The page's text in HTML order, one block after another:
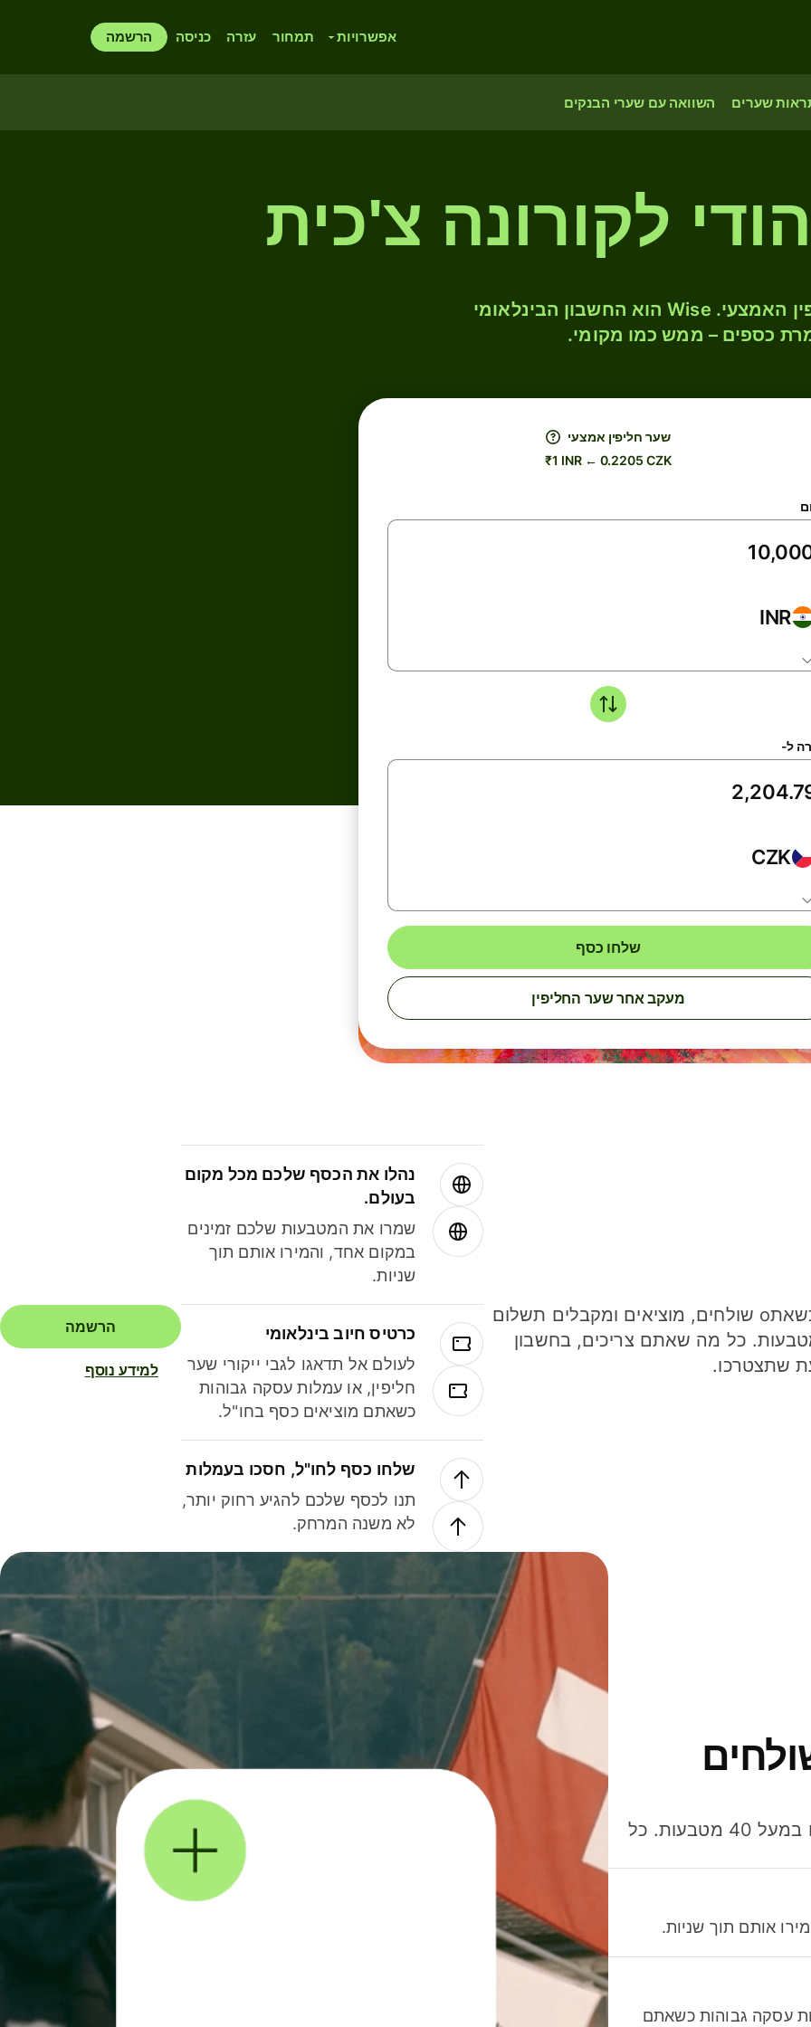
אפשרויות תמחור עזרה כניסה הרשמה
שערים השוואה עם שערי הבנקים
לקורונה צ'כית
המירו INR ל- CZK לפי שער החליפין האמצעי. Wise הוא החשבון הבינלאומי
כספים – ממש כמו מקומי.
שער חליפין אמצעי
₹1 INR ← 0.2205 CZK
INR
ל-
CZK
שלחו כסף
מעקב אחר שער החליפין
חסכו כסף כשאתo שולחים, מוציאים ומקבלים תשלום
40 מטבעות. כל מה שאתם צריכים, בחשבון
שתצטרכו.
נהלו את הכסף שלכם מכל מקום
בעולם.
שמרו את המטבעות שלכם זמינים
במקום אחד, והמירו אותם תוך
שניות.
כרטיס חיוב בינלאומי
לעולם אל תדאגו לגבי ייקורי שער
חליפין, או עמלות עסקה גבוהות
כשאתם מוציאים כסף בחו"ל.
שלחו כסף לחו"ל, חסכו בעמלות
תנו לכסף שלכם להגיע רחוק יותר,
לא משנה המרחק.
הרשמה
למידע נוסף
חסכו כסף כשאתo שולחים, מוציאים ומקבלים תשלום במעל 40 מטבעות. כל
אותם תוך שניות.
עסקה גבוהות כשאתם